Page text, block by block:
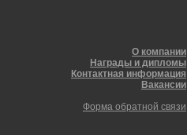
О компании
Награды и дипломы
Контактная информация
Вакансии
Форма обратной связи